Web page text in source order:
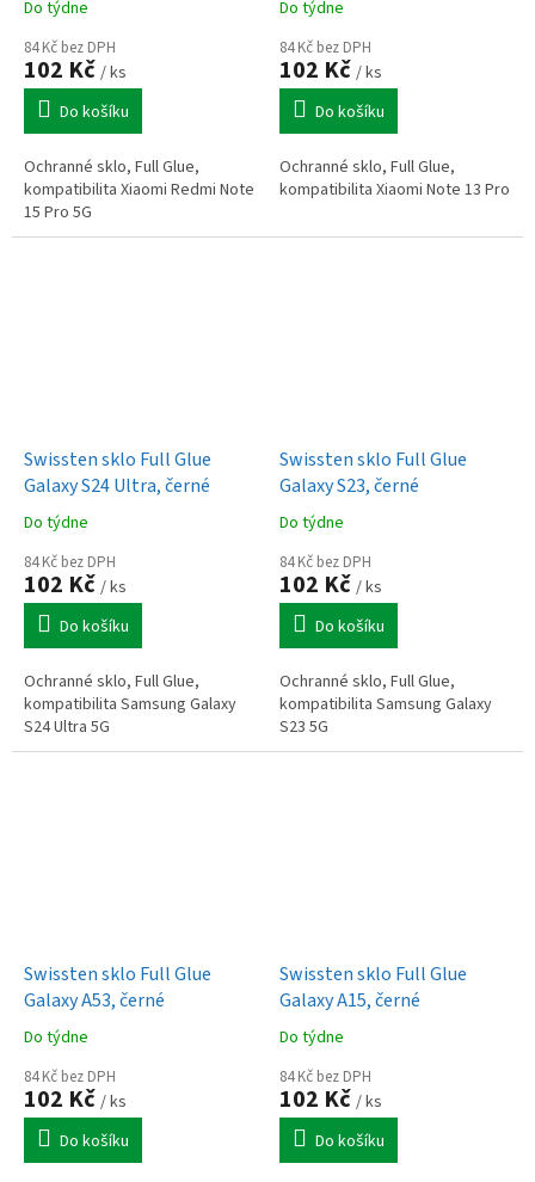
Do týdne
84 Kč bez DPH
102 Kč / ks
Do košíku
Ochranné sklo, Full Glue,
kompatibilita Xiaomi Redmi Note
15 Pro 5G
Do týdne
84 Kč bez DPH
102 Kč / ks
Do košíku
Ochranné sklo, Full Glue,
kompatibilita Xiaomi Note 13 Pro
Swissten sklo Full Glue
Galaxy S24 Ultra, černé
Do týdne
84 Kč bez DPH
102 Kč / ks
Do košíku
Ochranné sklo, Full Glue,
kompatibilita Samsung Galaxy
S24 Ultra 5G
Swissten sklo Full Glue
Galaxy S23, černé
Do týdne
84 Kč bez DPH
102 Kč / ks
Do košíku
Ochranné sklo, Full Glue,
kompatibilita Samsung Galaxy
S23 5G
Swissten sklo Full Glue
Galaxy A53, černé
Do týdne
84 Kč bez DPH
102 Kč / ks
Do košíku
Swissten sklo Full Glue
Galaxy A15, černé
Do týdne
84 Kč bez DPH
102 Kč / ks
Do košíku